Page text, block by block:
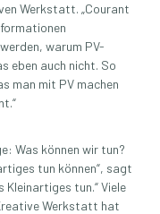
Werkstatt. „Courant
warum PV-
eben auch nicht. So
man mit PV machen
Was können wir tun?
tun können“, sagt
Kleinartiges tun.“ Viele
Werkstatt hat